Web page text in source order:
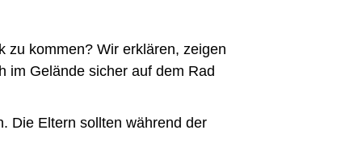
zu kommen? Wir erklären, zeigen
im Gelände sicher auf dem Rad
Die Eltern sollten während der